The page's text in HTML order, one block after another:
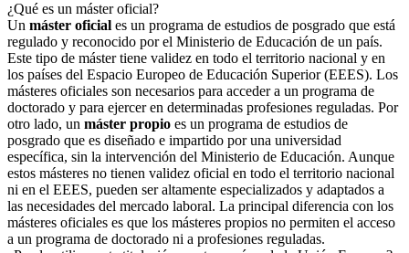
¿Qué es un máster oficial?
Un máster oficial es un programa de estudios de posgrado que está
regulado y reconocido por el Ministerio de Educación de un país.
Este tipo de máster tiene validez en todo el territorio nacional y en
los países del Espacio Europeo de Educación Superior (EEES). Los
másteres oficiales son necesarios para acceder a un programa de
doctorado y para ejercer en determinadas profesiones reguladas. Por
otro lado, un máster propio es un programa de estudios de
posgrado que es diseñado e impartido por una universidad
específica, sin la intervención del Ministerio de Educación. Aunque
estos másteres no tienen validez oficial en todo el territorio nacional
ni en el EEES, pueden ser altamente especializados y adaptados a
las necesidades del mercado laboral. La principal diferencia con los
másteres oficiales es que los másteres propios no permiten el acceso
a un programa de doctorado ni a profesiones reguladas.